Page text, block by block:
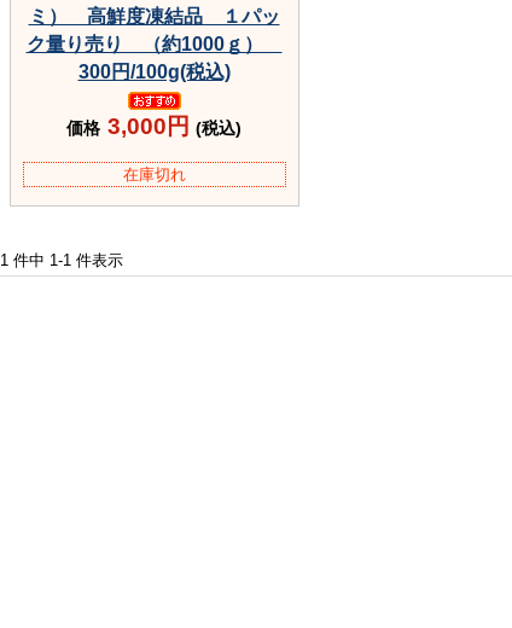
ミ） 高鮮度凍結品 １パッ
ク量り売り （約1000ｇ）
300円/100g(税込)
価格 3,000円 (税込)
在庫切れ
1 件中 1-1 件表示